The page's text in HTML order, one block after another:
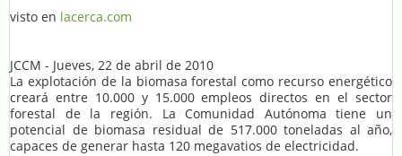
visto en lacerca.com
JCCM - Jueves, 22 de abril de 2010
La explotación de la biomasa forestal como recurso energético
creará entre 10.000 y 15.000 empleos directos en el sector
forestal de la región. La Comunidad Autónoma tiene un
potencial de biomasa residual de 517.000 toneladas al año,
capaces de generar hasta 120 megavatios de electricidad.